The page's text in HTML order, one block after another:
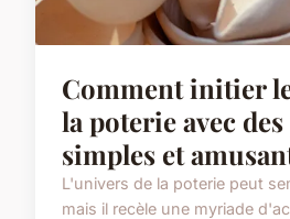
Comment initier
la poterie avec
simples et
L'univers de la poterie peut
mais il recèle une myriade